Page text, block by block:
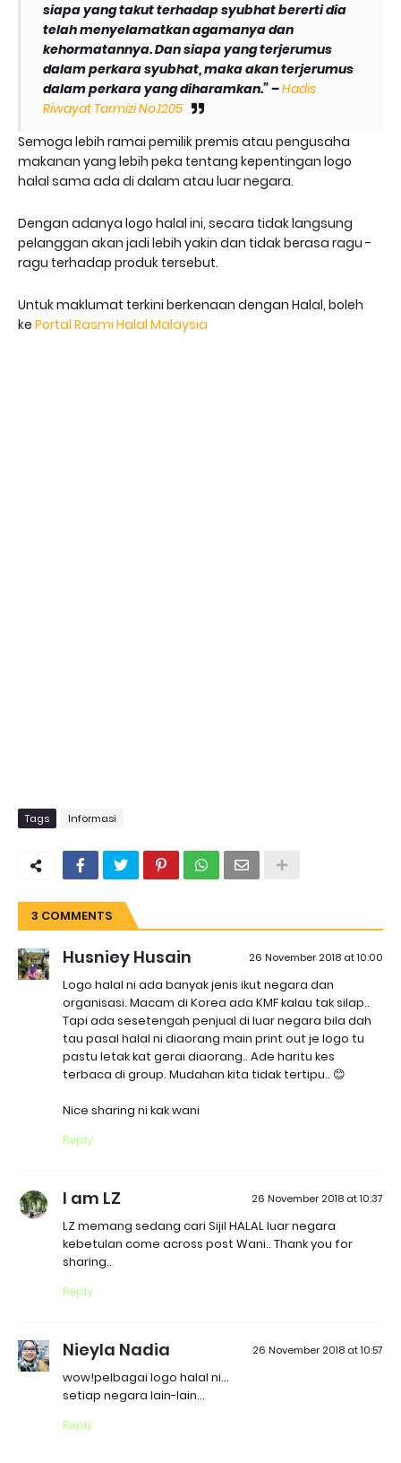
siapa yang takut terhadap syubhat bererti dia
telah menyelamatkan agamanya dan
kehormatannya. Dan siapa yang terjerumus
dalam perkara syubhat, maka akan terjerumus
dalam perkara yang diharamkan.” –Hadis
Riwayat Tarmizi No.1205
Semoga lebih ramai pemilik premis atau pengusaha
makanan yang lebih peka tentang kepentingan logo
halal sama ada di dalam atau luar negara.
Dengan adanya logo halal ini, secara tidak langsung
pelanggan akan jadi lebih yakin dan tidak berasa ragu -
ragu terhadap produk tersebut.
Untuk maklumat terkini berkenaan dengan Halal, boleh
ke Portal Rasmi Halal Malaysia
Tags Informasi
3 COMMENTS
Husniey Husain 26 November 2018 at 10:00
Logo halal ni ada banyak jenis ikut negara dan
organisasi. Macam di Korea ada KMF kalau tak silap..
Tapi ada sesetengah penjual di luar negara bila dah
tau pasal halal ni diaorang main print out je logo tu
pastu letak kat gerai diaorang.. Ade haritu kes
terbaca di group. Mudahan kita tidak tertipu.. 😊
Nice sharing ni kak wani
Reply
I am LZ 26 November 2018 at 10:37
LZ memang sedang cari Sijil HALAL luar negara
kebetulan come across post Wani.. Thank you for
sharing..
Reply
Nieyla Nadia 26 November 2018 at 10:57
wow!pelbagai logo halal ni...
setiap negara lain-lain...
Reply